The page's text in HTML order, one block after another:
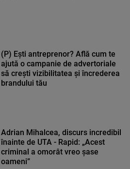
(P) Ești antreprenor? Află cum te
ajută o campanie de advertoriale
să crești vizibilitatea și încrederea
brandului tău
Adrian Mihalcea, discurs incredibil
înainte de UTA - Rapid: „Acest
criminal a omorât vreo șase
oameni”